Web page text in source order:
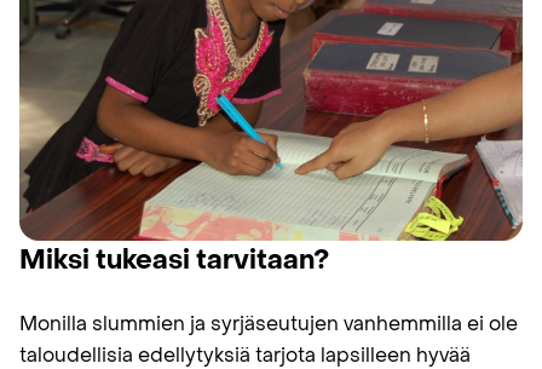
Miksi tukeasi tarvitaan?
Monilla slummien ja syrjäseutujen vanhemmilla ei ole
taloudellisia edellytyksiä tarjota lapsilleen hyvää